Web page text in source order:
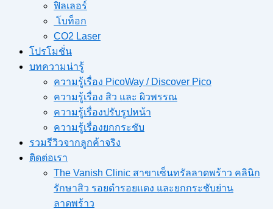
ฟิลเลอร์
โบท็อก
CO2 Laser
โปรโมชั่น
บทความน่ารู้
ความรู้เรื่อง PicoWay / Discover Pico
ความรู้เรื่อง สิว และ ผิวพรรณ
ความรู้เรื่องปรับรูปหน้า
ความรู้เรื่องยกกระชับ
รวมรีวิวจากลูกค้าจริง
ติดต่อเรา
The Vanish Clinic สาขาเซ็นทรัลลาดพร้าว คลินิก
รักษาสิว รอยดำรอยแดง และยกกระชับย่าน
ลาดพร้าว